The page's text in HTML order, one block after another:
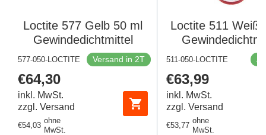
Loctite 577 Gelb 50 ml
Gewindedichtmittel
577-050-LOCTITE Versand in 2T
Regulärer
Preis
€64,30
inkl. MwSt.
zzgl. Versand
Regulärer
€54,03
ohne
MwSt.
Loctite 511 Weiß
511-050-LOCTITE
Regulärer
Preis
€63,99
inkl. MwSt.
zzgl. Versand
Regulärer
€53,77
ohne
MwSt.